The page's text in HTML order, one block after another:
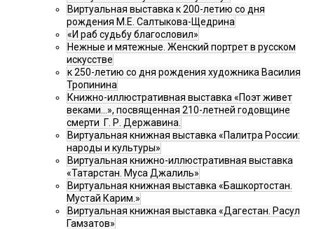
Виртуальная выставка к 200-летию со дня
рождения М.Е. Салтыкова-Щедрина
«И раб судьбу благословил»
Нежные и мятежные. Женский портрет в русском
искусстве
к 250-летию со дня рождения художника Василия
Тропинина
Книжно-иллюстративная выставка «Поэт живет
веками…», посвященная 210-летней годовщине
смерти Г. Р. Державина.
Виртуальная книжная выставка «Палитра России:
народы и культуры»
Виртуальная книжно-иллюстративная выставка
«Татарстан. Муса Джалиль»
Виртуальная книжная выставка «Башкортостан.
Мустай Карим.»
Виртуальная книжная выставка «Дагестан. Расул
Гамзатов»